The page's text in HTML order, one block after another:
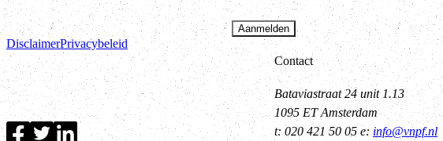
Aanmelden
DisclaimerPrivacybeleid
Contact
Bataviastraat 24 unit 1.13
1095 ET Amsterdam
t: 020 421 50 05 e: info@vnpf.nl